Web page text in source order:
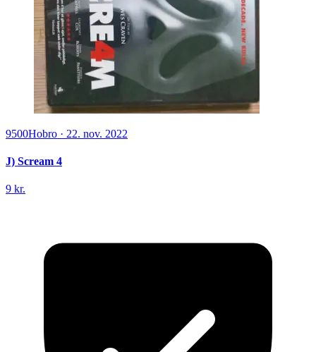
9500Hobro · 22. nov. 2022
J) Scream 4
9 kr.